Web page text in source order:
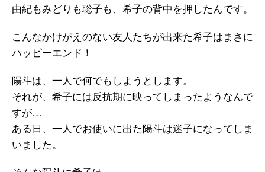
由紀もみどりも聡子も、希子の背中を押したんです。
こんなかけがえのない友人たちが出来た希子はまさに
ハッピーエンド！
陽斗は、一人で何でもしようとします。
それが、希子には反抗期に映ってしまったようなんで
すが…
ある日、一人でお使いに出た陽斗は迷子になってしま
いました。